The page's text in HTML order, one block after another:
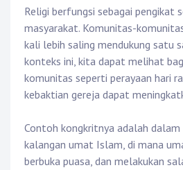
Religi berfungsi sebagai pengikat
masyarakat. Komunitas-
kali lebih saling mendukung satu
konteks ini, kita dapat melihat
komunitas seperti perayaan hari
kebaktian gereja dapat
Contoh kongkritnya adalah dalam
kalangan umat Islam, di mana
berbuka puasa, dan melakukan